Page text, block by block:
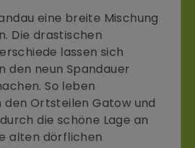
eine breite Mischung
Die drastischen
lassen sich
den neun Spandauer
So leben
den Ortsteilen Gatow und
die schöne Lage an
alten dörflichen